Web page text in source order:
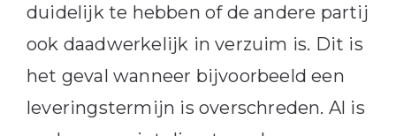
duidelijk te hebben of de andere partij
ook daadwerkelijk in verzuim is. Dit is
het geval wanneer bijvoorbeeld een
leveringstermijn is overschreden. Al is